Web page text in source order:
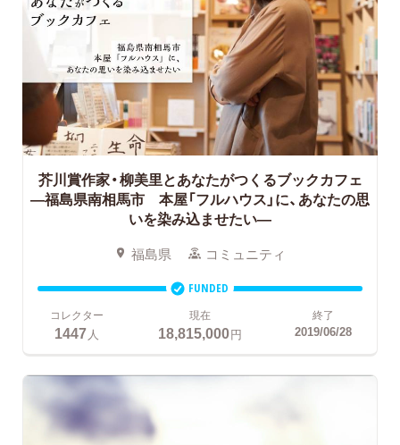
芥川賞作家・柳美里とあなたがつくるブックカフェ
―福島県南相馬市 本屋「フルハウス」に、あなたの思
いを染み込ませたい―
福島県 コミュニティ
FUNDED
コレクター
1447 人
現在
18,815,000円
終了
2019/06/28